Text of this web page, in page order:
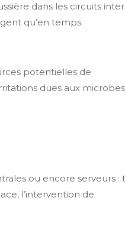
dans les circuits
qu’en temps.
potentielles de
dues aux
ou encore serveurs :
l’intervention de